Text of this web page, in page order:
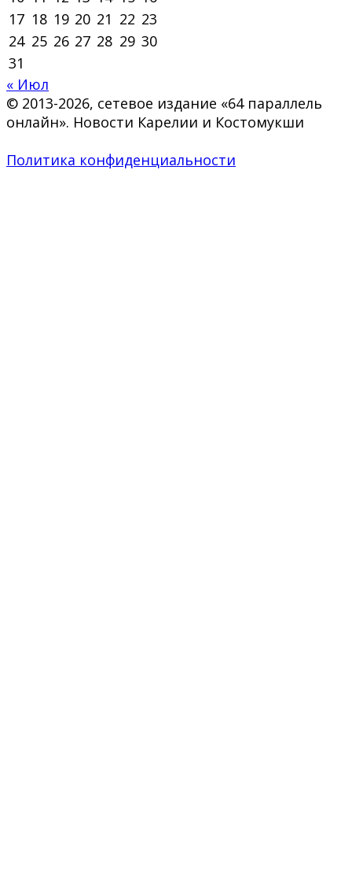
17 18 19 20 21 22 23
24 25 26 27 28 29 30
31
« Июл
© 2013-2026, сетевое издание «64 параллель
онлайн». Новости Карелии и Костомукши
Политика конфиденциальности